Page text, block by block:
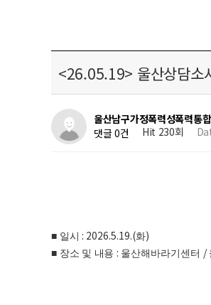
<26.05.19> 울산상담소
울산남구가정폭력성폭력통
댓글 0건
Hit 230회
■ 일시 : 2026.5.19.(화)
■ 장소 및 내용 : 울산해바라기센터 /